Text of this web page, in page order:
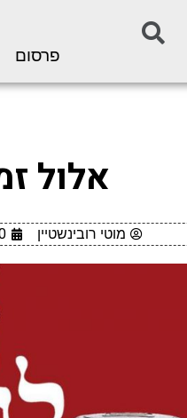
פרסום
אלול
מוטי רובינשטיין